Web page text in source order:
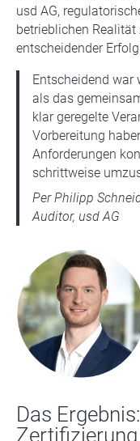
usd AG,
betrieblichen
entscheidender
Entscheidend war
als das
klar geregelte
Vorbereitung
Anforderungen
schrittweise
Per Philipp
Auditor, usd AG
Das
Zertifizierung